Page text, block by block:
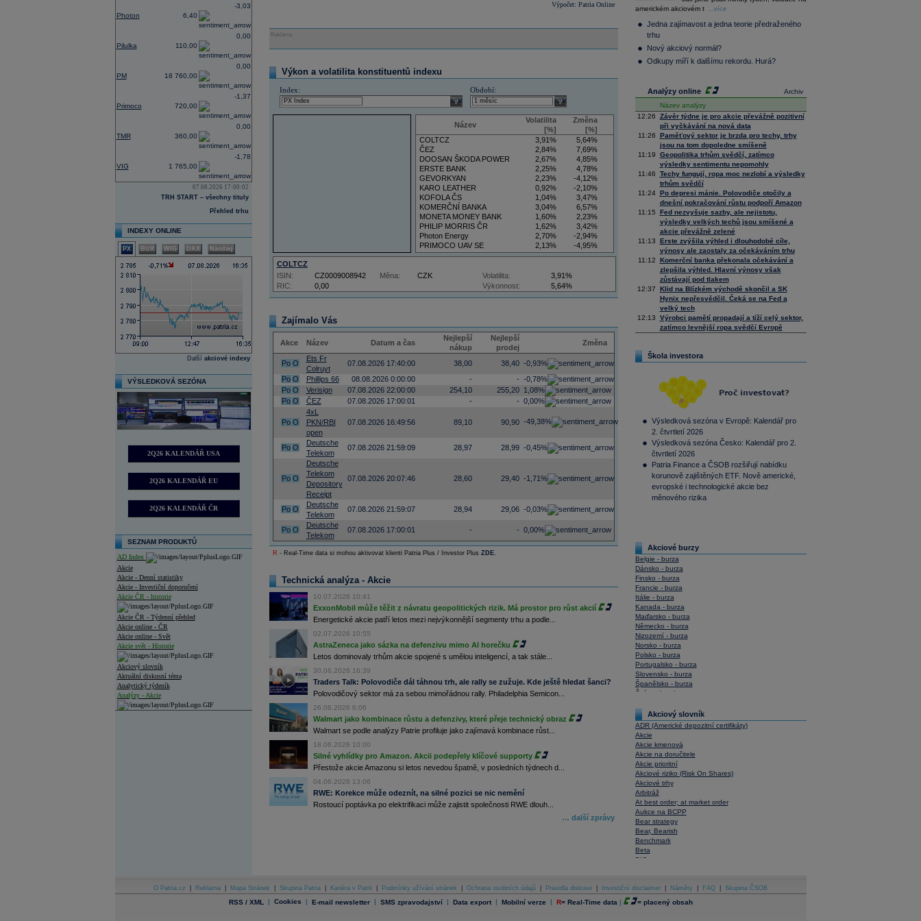
Photon 6,40
-3,03
Pilulka 110,00
0,00
PM 18 760,00
0,00
Primoco 720,00
-1,37
TMR 360,00
0,00
VIG 1 765,00
-1,78
07.08.2026 17:00:02
TRH START – všechny tituly
Přehled trhu
INDEXY ONLINE
PX BUX WIG DAX Nasdaq
Další akciové indexy
VÝSLEDKOVÁ SEZÓNA
2Q26 KALENDÁŘ USA
2Q26 KALENDÁŘ EU
2Q26 KALENDÁŘ ČR
SEZNAM PRODUKTŮ
AD Index
Akcie
Akcie - Denní statistiky
Akcie - Investiční doporučení
Akcie ČR - historie
Akcie ČR - Týdenní přehled
Akcie online - ČR
Akcie online - Svět
Akcie svět - Historie
Akciový slovník
Aktuální diskusní téma
Analytický týdeník
Analýzy - Akcie
Archiv - Měnová politika
Výpočet: Patria Online
Reklama
Výkon a volatilita konstituentů indexu
Index:
select
Období:
select
Název
Volatilita
[%]
Změna
[%]
COLTCZ
3,91%
5,64%
ČEZ
2,84%
7,69%
DOOSAN ŠKODA POWER
2,67%
4,85%
ERSTE BANK
2,25%
4,78%
GEVORKYAN
2,23%
-4,12%
KARO LEATHER
0,92%
-2,10%
KOFOLA ČS
1,04%
3,47%
KOMERČNÍ BANKA
3,04%
6,57%
MONETA MONEY BANK
1,60%
2,23%
PHILIP MORRIS ČR
1,62%
3,42%
Photon Energy
2,70%
-2,94%
PRIMOCO UAV SE
2,13%
-4,95%
VIG
4,09%
11,61%
COLTCZ
RIC: 0,00
ISIN: CZ0009008942 Měna: CZK Volatilita:
3,91%
Výkonnost:
5,64%
Zajímalo Vás
Akce Název Datum a čas
Nejlepší
nákup
Nejlepší
prodej
Změna
Po O
Ets Fr
Colruyt
07.08.2026 17:40:00 38,00 38,40 -0,93%
Po O Phillips 66 08.08.2026 0:00:00 - - -0,78%
Po O Verisign 07.08.2026 22:00:00 254,10 255,20
1,08%
Po O ČEZ 07.08.2026 17:00:01 - - 0,00%
Po O
4xL
PKN/RBI
open
07.08.2026 16:49:56 89,10 90,90 -49,38%
Po O
Deutsche
Telekom
07.08.2026 21:59:09 28,97 28,99 -0,45%
Po O
Deutsche
Telekom
Depository
Receipt
07.08.2026 20:07:46 28,60 29,40 -1,71%
Po O
Deutsche
Telekom
07.08.2026 21:59:07 28,94 29,06 -0,03%
Po O
Deutsche
Telekom
07.08.2026 17:00:01 - - 0,00%
R - Real-Time data si mohou aktivovat klienti Patria Plus / Investor Plus ZDE.
Technická analýza - Akcie
10.07.2026 10:41
ExxonMobil může těžit z návratu geopolitických rizik. Má prostor pro růst akcií
Energetické akcie patří letos mezi nejvýkonnější segmenty trhu a podle...
02.07.2026 10:55
AstraZeneca jako sázka na defenzivu mimo AI horečku
Letos dominovaly trhům akcie spojené s umělou inteligencí, a tak stále...
30.06.2026 16:39
Traders Talk: Polovodiče dál táhnou trh, ale rally se zužuje. Kde ještě hledat šanci?
Polovodičový sektor má za sebou mimořádnou rally. Philadelphia Semicon...
26.06.2026 6:06
Walmart jako kombinace růstu a defenzivy, které přeje technický obraz
Walmart se podle analýzy Patrie profiluje jako zajímavá kombinace růst...
18.06.2026 10:00
Silné vyhlídky pro Amazon. Akcii podepřely klíčové supporty
Přestože akcie Amazonu si letos nevedou špatně, v posledních týdnech d...
04.06.2026 13:06
RWE: Korekce může odeznít, na silné pozici se nic nemění
Rostoucí poptávka po elektrifikaci může zajistit společnosti RWE dlouh...
… další zprávy
Composite
36 376,54 0,66
Tecdax
Performance
index
4 068,78
americkém akciovém t
...více
Jedna zajímavost a jedna teorie předraženého
trhu
Nový akciový normál?
Odkupy míří k dalšímu rekordu. Hurá?
Archiv
Analýzy online
Název analýzy
12:26
Závěr týdne je pro akcie převážně pozitivní
při vyčkávání na nová data
11:26
Paměťový sektor je brzda pro techy, trhy
jsou na tom dopoledne smíšeně
11:19
Geopolitika trhům svědčí, zatímco
výsledky sentimentu nepomohly
11:46
Techy fungují, ropa moc nezlobí a výsledky
trhům svědčí
11:24
Po depresi mánie. Polovodiče otočily a
dnešní pokračování růstu podpoří Amazon
11:15
Fed nezvyšuje sazby, ale nejistotu,
výsledky velkých techů jsou smíšené a
akcie převážně zelené
11:13
Erste zvýšila výhled i dlouhodobé cíle,
výnosy ale zaostaly za očekáváním trhu
11:12
Komerční banka překonala očekávání a
zlepšila výhled. Hlavní výnosy však
zůstávají pod tlakem
12:37
Klid na Blízkém východě skončil a SK
Hynix nepřesvědčil. Čeká se na Fed a
velký tech
12:13
Výrobci pamětí propadají a tíží celý sektor,
zatímco levnější ropa svědčí Evropě
Škola investora
Výsledková sezóna v Evropě: Kalendář pro
2. čtvrtletí 2026
Výsledková sezóna Česko: Kalendář pro 2.
čtvrtletí 2026
Patria Finance a ČSOB rozšiřují nabídku
korunově zajištěných ETF. Nově americké,
evropské i technologické akcie bez
měnového rizika
Akciové burzy
Belgie - burza
Dánsko - burza
Finsko - burza
Francie - burza
Itálie - burza
Kanada - burza
Maďarsko - burza
Německo - burza
Nizozemí - burza
Norsko - burza
Polsko - burza
Portugalsko - burza
Slovensko - burza
Španělsko - burza
Švýcarsko - burza
Akciový slovník
ADR (Americké depozitní certifikáty)
Akcie
Akcie kmenová
Akcie na doručitele
Akcie prioritní
Akciové riziko (Risk On Shares)
Akciové trhy
Arbitráž
At best order; at market order
Aukce na BCPP
Bear strategy
Bear, Bearish
Benchmark
Beta
BIC
Bonita
Book To Bill Ratio
Book Value
O Patria.cz Reklama Mapa Stránek Skupina Patria Kariéra v Patrii Podmínky užívání stránek Ochrana osobních údajů Pravidla diskuse Investiční disclaimer Náměty FAQ Skupina ČSOB
RSS / XML | Cookies | E-mail newsletter | SMS zpravodajství | Data export | Mobilní verze | R= Real-Time data | = placený obsah